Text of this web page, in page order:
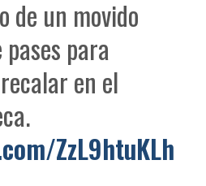
de un movido
para
en el
ZzL9htuKLh